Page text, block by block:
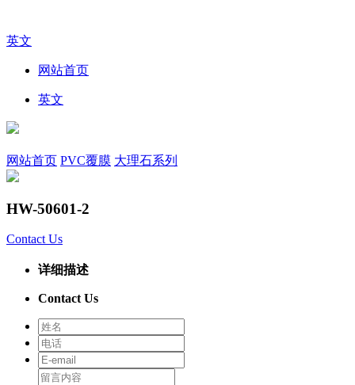
英文
网站首页
英文
网站首页 PVC覆膜 大理石系列
HW-50601-2
Contact Us
详细描述
Contact Us